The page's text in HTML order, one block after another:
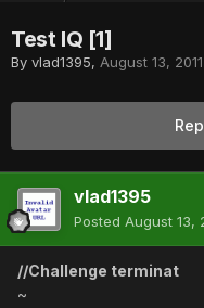
Test IQ [1]
By vlad1395, August 13, 2011
vlad1395
Posted August 13,
//Challenge terminat
~